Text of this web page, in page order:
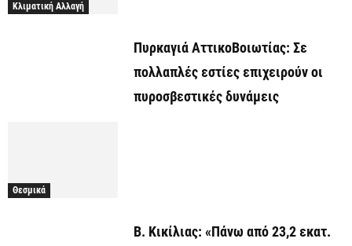
Κλιματική Αλλαγή
Πυρκαγιά ΑττικοΒοιωτίας: Σε
πολλαπλές εστίες επιχειρούν οι
πυροσβεστικές δυνάμεις
Θεσμικά
Β. Κικίλιας: «Πάνω από 23,2 εκατ.